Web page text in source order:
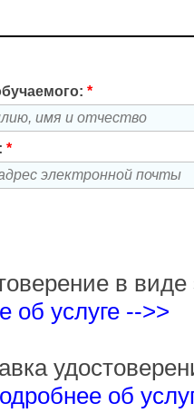
*
*
в виде
об услуге -->>
об